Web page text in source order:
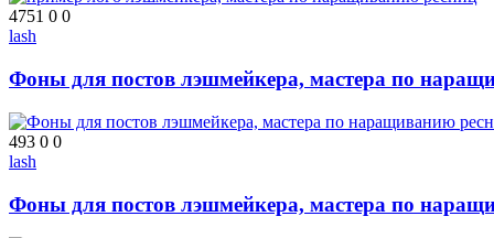
4751 0 0
lash
Фоны для постов лэшмейкера, мастера по
493 0 0
lash
Фоны для постов лэшмейкера, мастера по